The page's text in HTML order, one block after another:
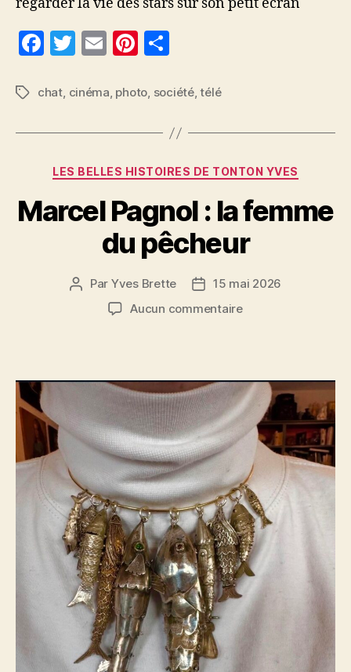
F
c
b
o
k
T
itt
E
ai
Pi
er
t
rt
a
g
er
Étiquettes
chat, cinéma, photo, société,télé
Catégories
LES BELLES HISTOIRES DE TONTON YVES
Marcel Pagnol : la femme
du pêcheur
Auteur
l’article
Par Yves Brette
Date15 mai 2026
Aucun commentairesur
femme
du
pêcheur